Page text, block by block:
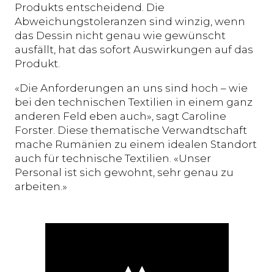
Produkts entscheidend. Die
Abweichungstoleranzen sind winzig, wenn
das Dessin nicht genau wie gewünscht
ausfällt, hat das sofort Auswirkungen auf das
Produkt.
«Die Anforderungen an uns sind hoch – wie
bei den technischen Textilien in einem ganz
anderen Feld eben auch», sagt Caroline
Forster. Diese thematische Verwandtschaft
mache Rumänien zu einem idealen Standort
auch für technische Textilien. «Unser
Personal ist sich gewohnt, sehr genau zu
arbeiten.»